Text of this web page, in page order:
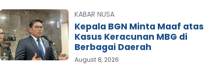
KABAR NUSA
Kepala BGN Minta Maaf atas
Kasus Keracunan MBG di
Berbagai Daerah
August 8, 2026